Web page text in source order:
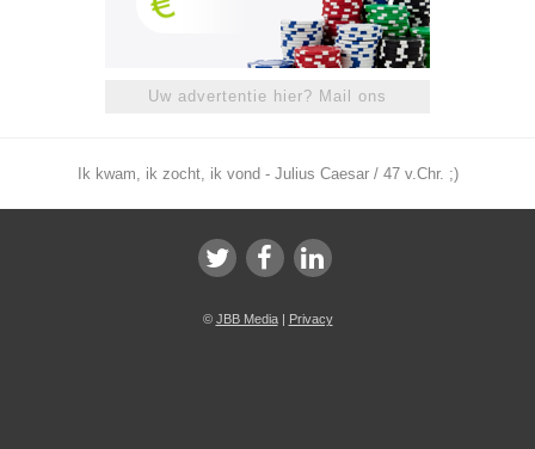
Uw advertentie hier? Mail ons
Ik kwam, ik zocht, ik vond - Julius Caesar / 47 v.Chr. ;)
© JBB Media| Privacy